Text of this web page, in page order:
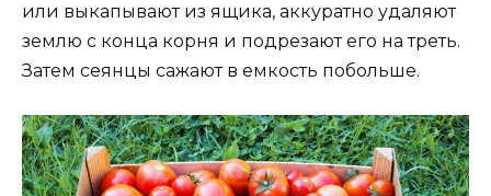
или выкапывают из ящика, аккуратно удаляют
землю с конца корня и подрезают его на треть.
Затем сеянцы сажают в емкость побольше.